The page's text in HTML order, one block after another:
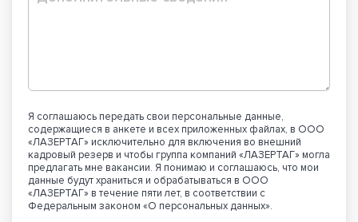
Я соглашаюсь передать свои персональные данные,
содержащиеся в анкете и всех приложенных файлах, в ООО
«ЛАЗЕРТАГ» исключительно для включения во внешний
кадровый резерв и чтобы группа компаний «ЛАЗЕРТАГ» могла
предлагать мне вакансии. Я понимаю и соглашаюсь, что мои
данные будут храниться и обрабатываться в ООО
«ЛАЗЕРТАГ» в течение пяти лет, в соответствии с
Федеральным законом «О персональных данных».